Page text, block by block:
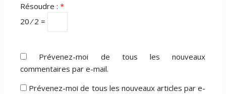
Résoudre :*
20 ⁄ 2 =
Prévenez-moi de tous les nouveaux
commentaires par e-mail.
Prévenez-moi de tous les nouveaux articles par e-